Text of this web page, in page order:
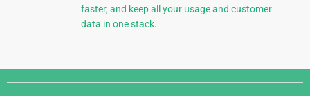
faster, and keep all your usage and customer
data in one stack.
Django